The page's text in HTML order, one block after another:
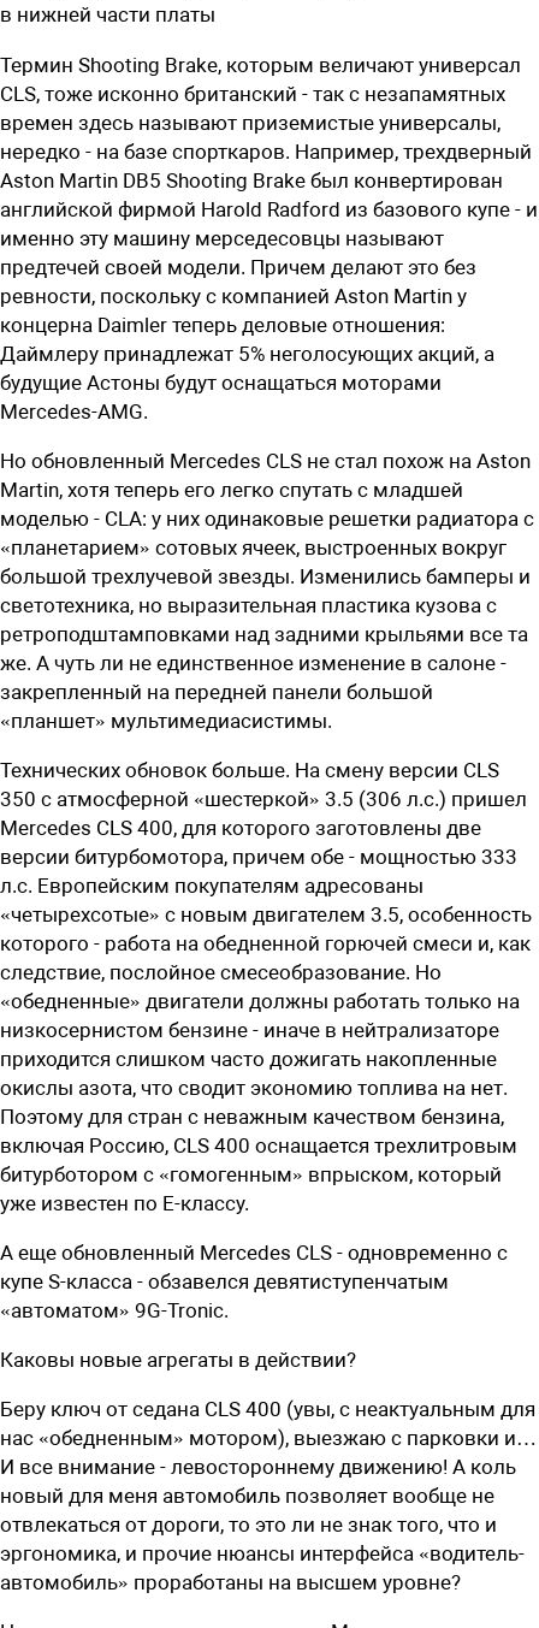
в нижней части платы
Термин Shooting Brake, которым величают универсал
CLS, тоже исконно британский - так с незапамятных
времен здесь называют приземистые универсалы,
нередко - на базе спорткаров. Например, трехдверный
Aston Martin DB5 Shooting Brake был конвертирован
анг­лийской фирмой Harold Radford из базового купе - и
именно эту машину мерседесовцы называют
предтечей своей модели. Причем делают это без
ревнос­ти, поскольку с компанией Aston Martin у
концерна Daimler теперь деловые отношения:
Даймлеру принадлежат 5% неголосующих акций, а
будущие Астоны будут оснащаться моторами
Mercedes-AMG.
Но обновленный Mercedes CLS не стал похож на Aston
Martin, хотя теперь его легко спутать с младшей
моделью - CLA: у них одинаковые решетки радиатора с
«планетарием» сотовых ячеек, выстроенных вокруг
большой трехлучевой звезды. Изменились бамперы и
светотехника, но выразительная пластика кузова с
ретроподштамповками над задними крыльями все та
же. А чуть ли не единственное изменение в салоне -
закрепленный на передней панели большой
«планшет» мультимедиасистимы.
Технических обновок больше. На смену версии CLS
350 с атмосферной «шес­теркой» 3.5 (306 л.с.) пришел
Mercedes CLS 400, для которого заготовлены две
версии битурбомотора, причем обе - мощностью 333
л.с. Европейским покупателям адресованы
«четырехсотые» с новым двигателем 3.5, особенность
которого - работа на обедненной горючей смеси и, как
следствие, послойное смесеобразование. Но
«обедненные» двигатели должны работать только на
низкосернистом бензине - иначе в нейтрализаторе
приходится слишком часто дожигать накопленные
окислы азота, что сводит экономию топлива на нет.
Поэтому для стран с неважным качеством бензина,
включая Россию, CLS 400 оснащается трехлитровым
битурботором с «гомогенным» впрыском, который
уже известен по Е-классу.
А еще обновленный Mercedes CLS - одновременно с
купе S-класса - обзавелся девятиступенчатым
«автоматом» 9G-Tronic.
Каковы новые агрегаты в действии?
Беру ключ от седана CLS 400 (увы, с неактуальным для
нас «обедненным» мотором), выезжаю с парковки и…
И все внимание - левостороннему движению! А коль
новый для меня автомобиль позволяет вообще не
отвлекаться от дороги, то это ли не знак того, что и
эргономика, и прочие нюансы интерфейса «водитель-
автомобиль» проработаны на высшем уровне?